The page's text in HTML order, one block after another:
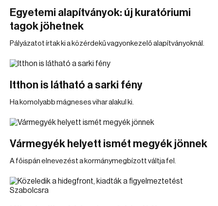
Egyetemi alapítványok: új kuratóriumi
tagok jöhetnek
Pályázatot írtak ki a közérdekű vagyonkezelő alapítványoknál.
Itthon is látható a sarki fény
Ha komolyabb mágneses vihar alakul ki.
Vármegyék helyett ismét megyék jönnek
A főispán elnevezést a kormánymegbízott váltja fel.